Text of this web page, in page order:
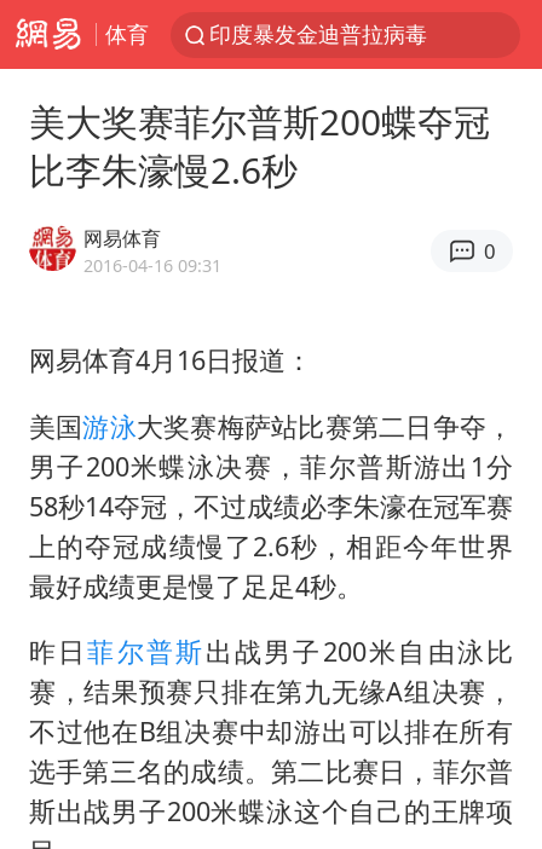
体育
印度暴发金迪普拉病毒
80后女柜员获聘4200亿银行副行长
24小时不关空调 电费反而更低？
“事业单位招聘不是人情买卖”
你常吃的兰州拉面要改名了
河南试行周五下午弹性离岗
南大数院院长疑辞职信里写不想干了
李亚鹏向地铁吐血女孩捐99999元
新华社权威快报|我国编制完成新版全月地质图
中国经济展现强大韧性和活力
美大奖赛菲尔普斯200蝶夺冠
比李朱濠慢2.6秒
网易体育
2016-04-16 09:31
0
网易体育4月16日报道：
美国游泳大奖赛梅萨站比赛第二日争夺，
男子200米蝶泳决赛，菲尔普斯游出1分
58秒14夺冠，不过成绩必李朱濠在冠军赛
上的夺冠成绩慢了2.6秒，相距今年世界
最好成绩更是慢了足足4秒。
昨日菲尔普斯出战男子200米自由泳比
赛，结果预赛只排在第九无缘A组决赛，
不过他在B组决赛中却游出可以排在所有
选手第三名的成绩。第二比赛日，菲尔普
斯出战男子200米蝶泳这个自己的王牌项